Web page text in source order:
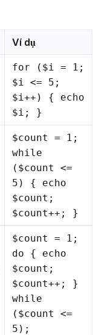
Ví dụ
for ($i = 1;
$i <= 5;
$i++) { echo
$i; }
$count = 1;
while
($count <=
5) { echo
$count;
$count++; }
$count = 1;
do { echo
$count;
$count++; }
while
($count <=
5);